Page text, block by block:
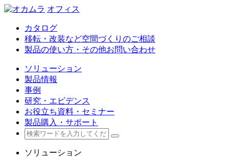
オフィス
カタログ
移転・改装など空間づくりのご相談
製品の使い方・その他お問い合わせ
ソリューション
製品情報
事例
研究・エビデンス
お役立ち資料・セミナー
製品購入・サポート
ソリューション